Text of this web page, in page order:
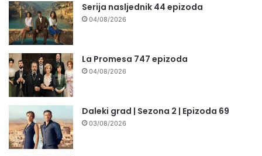
Serija nasljednik 44 epizoda
04/08/2026
La Promesa 747 epizoda
04/08/2026
Daleki grad | Sezona 2 | Epizoda 69
03/08/2026